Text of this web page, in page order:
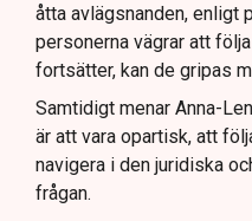
åtta avlägsnanden, enligt
personerna vägrar att
fortsätter, kan de gripas
Samtidigt menar Anna-
är att vara opartisk, att
navigera i den juridiska
frågan.